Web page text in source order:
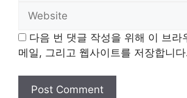
다음 번 댓글 작성을 위해 이 브라
메일, 그리고 웹사이트를 저장합니